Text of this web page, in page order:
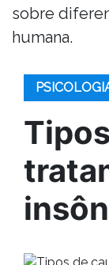
sobre
humana.